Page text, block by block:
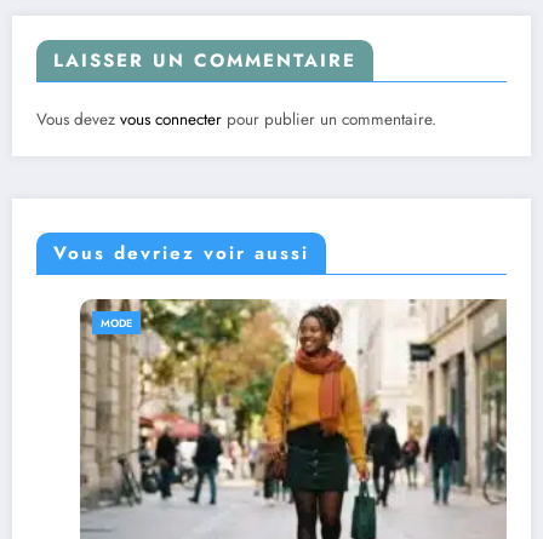
LAISSER UN COMMENTAIRE
Vous devez vous connecter pour publier un commentaire.
Vous devriez voir aussi